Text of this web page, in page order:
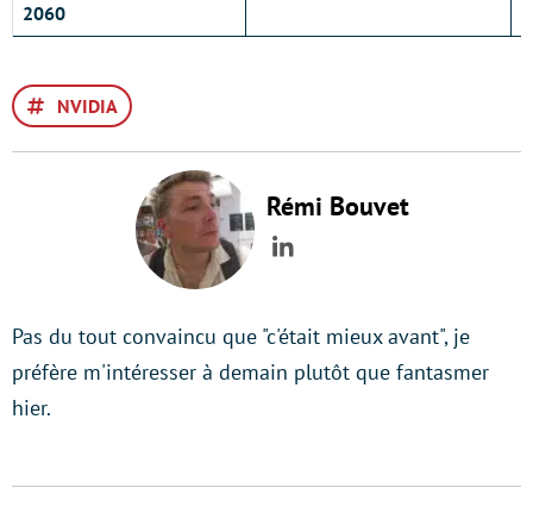
2060
NVIDIA
Rémi Bouvet
LinkedIn
Pas du tout convaincu que "c'était mieux avant", je
préfère m'intéresser à demain plutôt que fantasmer
hier.